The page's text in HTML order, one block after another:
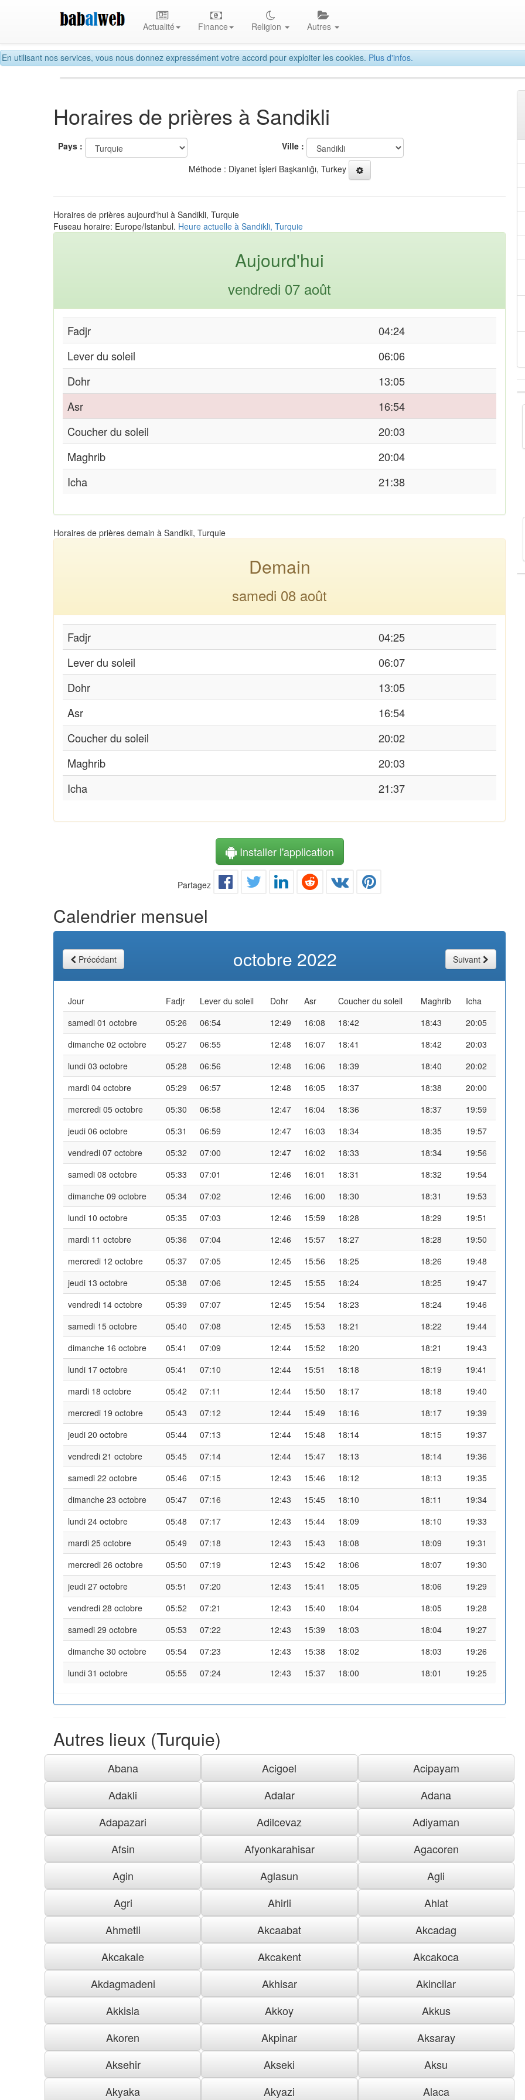
En utilisant nos services, vous nous donnez expressément votre accord pour exploiter les cookies. Plus d'infos.
Actualité Finance Religion Autres
Horaires de prières à Sandikli
Pays :
Ville :
Méthode : Diyanet İşleri Başkanlığı, Turkey
Horaires de prières aujourd'hui à Sandikli, Turquie
Fuseau horaire: Europe/Istanbul. Heure actuelle à Sandikli, Turquie
Aujourd'hui
vendredi 07 août
Fadjr
04:24
Lever du soleil
06:06
Dohr
13:05
Asr
16:54
Coucher du soleil
20:03
Maghrib
20:04
Icha
21:38
Horaires de prières demain à Sandikli, Turquie
Demain
samedi 08 août
Fadjr
04:25
Lever du soleil
06:07
Dohr
13:05
Asr
16:54
Coucher du soleil
20:02
Maghrib
20:03
Icha
21:37
Installer l'application
Partagez
Calendrier mensuel
Précédant octobre 2022 Suivant
Jour Fadjr Lever du soleil Dohr Asr Coucher du soleil Maghrib
Icha
samedi 01 octobre
05:26 06:54 12:49 16:08 18:42 18:43
20:05
dimanche 02 octobre
05:27 06:55 12:48 16:07 18:41 18:42
20:03
lundi 03 octobre
05:28 06:56 12:48 16:06 18:39 18:40
20:02
mardi 04 octobre
05:29 06:57 12:48 16:05 18:37 18:38
20:00
mercredi 05 octobre
05:30 06:58 12:47 16:04 18:36 18:37
19:59
jeudi 06 octobre
05:31 06:59 12:47 16:03 18:34 18:35
19:57
vendredi 07 octobre
05:32 07:00 12:47 16:02 18:33 18:34
19:56
samedi 08 octobre
05:33 07:01 12:46 16:01 18:31 18:32
19:54
dimanche 09 octobre
05:34 07:02 12:46 16:00 18:30 18:31
19:53
lundi 10 octobre
05:35 07:03 12:46 15:59 18:28 18:29
19:51
mardi 11 octobre
05:36 07:04 12:46 15:57 18:27 18:28
19:50
mercredi 12 octobre
05:37 07:05 12:45 15:56 18:25 18:26
19:48
jeudi 13 octobre
05:38 07:06 12:45 15:55 18:24 18:25
19:47
vendredi 14 octobre
05:39 07:07 12:45 15:54 18:23 18:24
19:46
samedi 15 octobre
05:40 07:08 12:45 15:53 18:21 18:22
19:44
dimanche 16 octobre
05:41 07:09 12:44 15:52 18:20 18:21
19:43
lundi 17 octobre
05:41 07:10 12:44 15:51 18:18 18:19
19:41
mardi 18 octobre
05:42 07:11 12:44 15:50 18:17 18:18
19:40
mercredi 19 octobre
05:43 07:12 12:44 15:49 18:16 18:17
19:39
jeudi 20 octobre
05:44 07:13 12:44 15:48 18:14 18:15
19:37
vendredi 21 octobre
05:45 07:14 12:44 15:47 18:13 18:14
19:36
samedi 22 octobre
05:46 07:15 12:43 15:46 18:12 18:13
19:35
dimanche 23 octobre
05:47 07:16 12:43 15:45 18:10 18:11
19:34
lundi 24 octobre
05:48 07:17 12:43 15:44 18:09 18:10
19:33
mardi 25 octobre
05:49 07:18 12:43 15:43 18:08 18:09
19:31
mercredi 26 octobre
05:50 07:19 12:43 15:42 18:06 18:07
19:30
jeudi 27 octobre
05:51 07:20 12:43 15:41 18:05 18:06
19:29
vendredi 28 octobre
05:52 07:21 12:43 15:40 18:04 18:05
19:28
samedi 29 octobre
05:53 07:22 12:43 15:39 18:03 18:04
19:27
dimanche 30 octobre
05:54 07:23 12:43 15:38 18:02 18:03
19:26
lundi 31 octobre
05:55 07:24 12:43 15:37 18:00 18:01 19:25
Autres lieux (Turquie)
Abana Acigoel
Acipayam
Adakli
Adalar
Adana
Adapazari
Adilcevaz
Adiyaman
Afsin
Afyonkarahisar
Agacoren
Agin
Aglasun
Agli
Agri
Ahirli
Ahlat
Ahmetli
Akcaabat
Akcadag
Akcakale
Akcakent
Akcakoca
Akdagmadeni
Akhisar
Akincilar
Akkisla
Akkoy
Akkus
Akoren
Akpinar
Aksaray
Aksehir
Akseki
Aksu
Akyaka
Akyazi Alaca